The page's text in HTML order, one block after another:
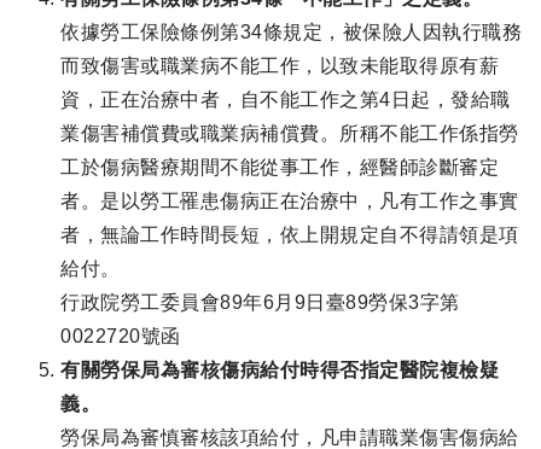
依據勞工保險條例第34條規定，被保險人因執行職務
而致傷害或職業病不能工作，以致未能取得原有薪
資，正在治療中者，自不能工作之第4日起，發給職
業傷害補償費或職業病補償費。所稱不能工作係指勞
工於傷病醫療期間不能從事工作，經醫師診斷審定
者。是以勞工罹患傷病正在治療中，凡有工作之事實
者，無論工作時間長短，依上開規定自不得請領是項
給付。
行政院勞工委員會89年6月9日臺89勞保3字第
0022720號函
有關勞保局為審核傷病給付時得否指定醫院複檢疑
義。
勞保局為審慎審核該項給付，凡申請職業傷害傷病給